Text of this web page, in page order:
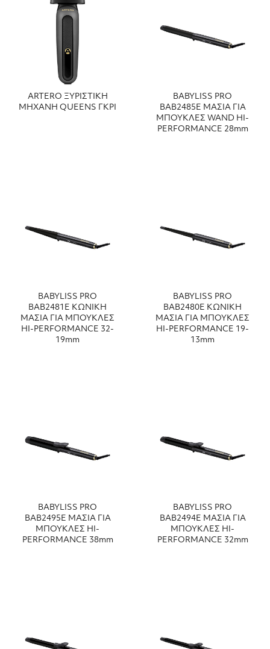
ARTERO ΞΥΡΙΣΤΙΚΗ
ΜΗΧΑΝΗ QUEENS ΓΚΡΙ
BABYLISS PRO
ΒΑΒ2485Ε ΜΑΣΙΑ ΓΙΑ
ΜΠΟΥΚΛΕΣ WAND HI-
PERFORMANCE 28mm
BABYLISS PRO
ΒΑΒ2481Ε ΚΩΝΙΚΗ
ΜΑΣΙΑ ΓΙΑ ΜΠΟΥΚΛΕΣ
HI-PERFORMANCE 32-
19mm
BABYLISS PRO
ΒΑΒ2480Ε ΚΩΝΙΚΗ
ΜΑΣΙΑ ΓΙΑ ΜΠΟΥΚΛΕΣ
HI-PERFORMANCE 19-
13mm
BABYLISS PRO
ΒΑΒ2495Ε ΜΑΣΙΑ ΓΙΑ
ΜΠΟΥΚΛΕΣ HI-
PERFORMANCE 38mm
BABYLISS PRO
ΒΑΒ2494Ε ΜΑΣΙΑ ΓΙΑ
ΜΠΟΥΚΛΕΣ HI-
PERFORMANCE 32mm